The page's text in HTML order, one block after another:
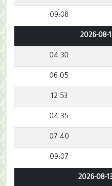
09:08
04:30
06:05
12:53
04:35
07:40
09:07